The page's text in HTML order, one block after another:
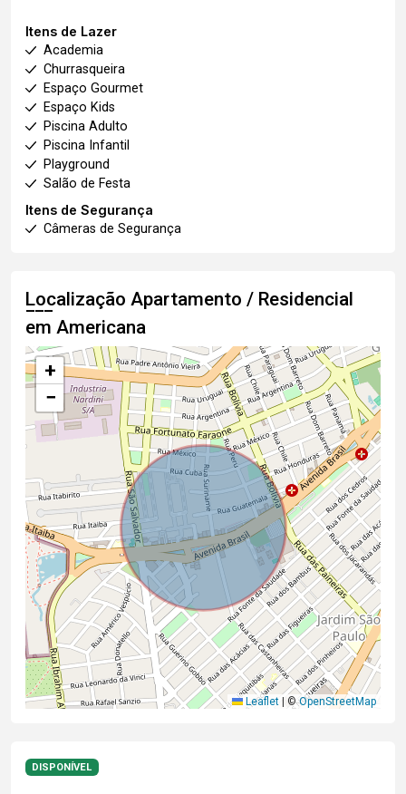
Itens de Lazer
Academia
Churrasqueira
Espaço Gourmet
Espaço Kids
Piscina Adulto
Piscina Infantil
Playground
Salão de Festa
Itens de Segurança
Câmeras de Segurança
Localização Apartamento / Residencial
em Americana
+
−
Leaflet ©OpenStreetMap
DISPONÍVEL